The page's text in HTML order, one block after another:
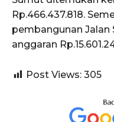
Rp.466.437.818.
pembangunan Jalan
anggaran
Post Views: 305